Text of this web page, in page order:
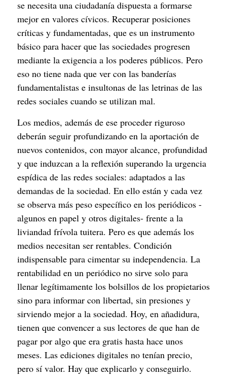
se necesita una ciudadanía dispuesta a formarse
mejor en valores cívicos. Recuperar posiciones
críticas y fundamentadas, que es un instrumento
básico para hacer que las sociedades progresen
mediante la exigencia a los poderes públicos. Pero
eso no tiene nada que ver con las banderías
fundamentalistas e insultonas de las letrinas de las
redes sociales cuando se utilizan mal.
Los medios, además de ese proceder riguroso
deberán seguir profundizando en la aportación de
nuevos contenidos, con mayor alcance, profundidad
y que induzcan a la reflexión superando la urgencia
espídica de las redes sociales: adaptados a las
demandas de la sociedad. En ello están y cada vez
se observa más peso específico en los periódicos -
algunos en papel y otros digitales- frente a la
liviandad frívola tuitera. Pero es que además los
medios necesitan ser rentables. Condición
indispensable para cimentar su independencia. La
rentabilidad en un periódico no sirve solo para
llenar legítimamente los bolsillos de los propietarios
sino para informar con libertad, sin presiones y
sirviendo mejor a la sociedad. Hoy, en añadidura,
tienen que convencer a sus lectores de que han de
pagar por algo que era gratis hasta hace unos
meses. Las ediciones digitales no tenían precio,
pero sí valor. Hay que explicarlo y conseguirlo.